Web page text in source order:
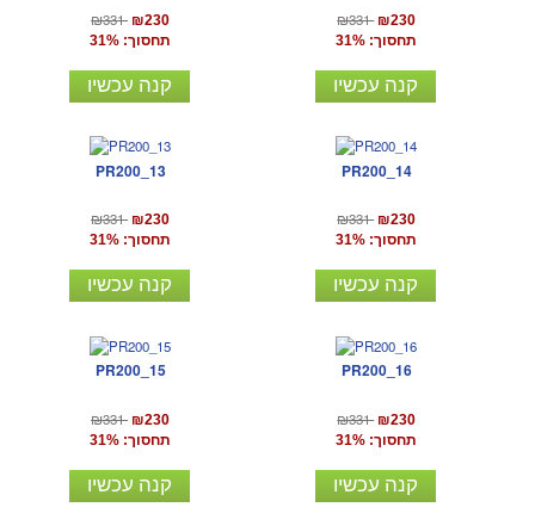
₪331 ₪230
תחסוך: 31%
קנה עכשיו
₪331 ₪230
תחסוך: 31%
קנה עכשיו
PR200_13
₪331 ₪230
תחסוך: 31%
קנה עכשיו
PR200_14
₪331 ₪230
תחסוך: 31%
קנה עכשיו
PR200_15
₪331 ₪230
תחסוך: 31%
קנה עכשיו
PR200_16
₪331 ₪230
תחסוך: 31%
קנה עכשיו